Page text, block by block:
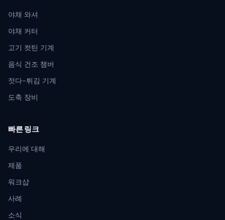
야채 와셔
야채 커터
고기 컷틴 기계
음식 건조 챔버
젓다-튀김 기계
도축 장비
빠른 링크
우리에 대해
제품
워크샵
사례
소식